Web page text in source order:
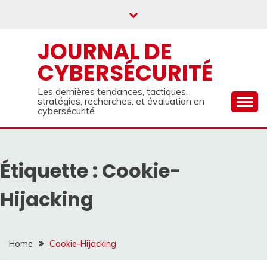
JOURNAL DE
CYBERSÉCURITÉ
Les dernières tendances, tactiques,
stratégies, recherches, et évaluation en
cybersécurité
Étiquette : Cookie-
Hijacking
Home Cookie-Hijacking